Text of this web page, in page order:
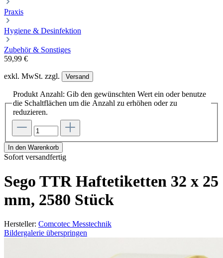
Praxis
Hygiene & Desinfektion
Zubehör & Sonstiges
59,99 €
exkl. MwSt. zzgl. Versand
Produkt Anzahl: Gib den gewünschten Wert ein oder benutze
die Schaltflächen um die Anzahl zu erhöhen oder zu
reduzieren.
In den Warenkorb
Sofort versandfertig
Sego TTR Haftetiketten 32 x 25
mm, 2580 Stück
Hersteller: Comcotec Messtechnik
Bildergalerie überspringen